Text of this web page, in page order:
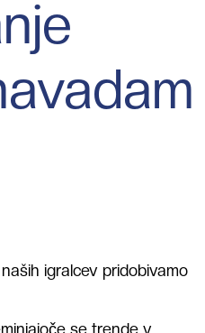
igralcev pridobivamo
se trende v